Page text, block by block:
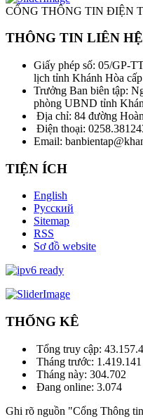
CỔNG THÔNG TIN ĐIỆN
THÔNG TIN LIÊN HỆ
Giấy phép số: 05/GP-
lịch tỉnh Khánh Hòa
Trưởng Ban biên tập:
phòng UBND tỉnh
Địa chỉ: 84 đường
Điện thoại:
Email:
TIỆN ÍCH
English
Русский
Sitemap
RSS
Sơ đồ website
THỐNG KÊ
Tổng truy cập:
Tháng trước: 1.419.141
Tháng này: 304.702
Đang online: 3.074
Ghi rõ nguồn "Cổng Thông